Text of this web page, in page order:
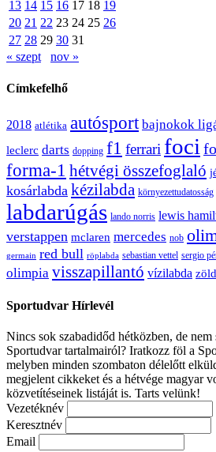
13 14 15 16 17 18 19
20 21 22 23 24 25 26
27 28 29 30 31
« szept
nov »
Címkefelhő
2018 atlétika autósport bajnokok
leclerc darts dopping f1 ferrari foci
forma-1 hétvégi összefoglaló
kosárlabda kézilabda környezettudatosság
labdarúgás lando norris lewis
verstappen mclaren mercedes nob
germain red bull röplabda sebastian vettel sergio
olimpia visszapillantó vízilabda
Sportudvar Hírlevél
Nincs sok szabadidőd hétközben, de nem
Sportudvar tartalmairól? Iratkozz föl a
melyben minden szombaton délelőtt
megjelent cikkeket és a hétvége magyar
közvetítéseinek listáját is. Tarts velünk!
Vezetéknév
Keresztnév
Email